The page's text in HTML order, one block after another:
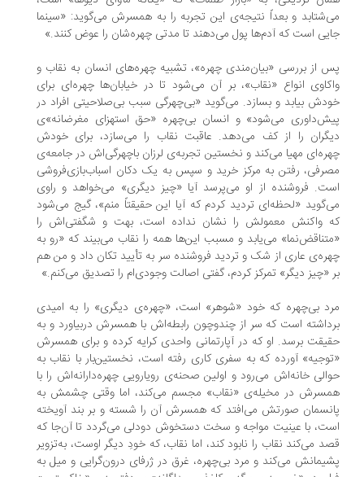
و بعداً نتیجه‌ی این تجربه را به همسرش می‌گوید: «سینما
است که آدم‌ها پول می‌دهند تا مدتی چهره‌شان را عوض کنند.»
از بررسی «بیان‌مندی چهره»، تشبیه چهره‌های انسان به نقاب و
انواع «نقاب»، بر آن می‌شود تا در خیابان‌ها چهره‌ای برای
بیابد و بسازد. می‌گوید «بی‌چهرگی سبب بی‌صلاحیتی افراد در
می‌شود» و انسان بی‌چهره «حق استهزای مغرضانه»ی
را از کف می‌دهد. عاقبت نقاب را می‌سازد، برای خودش
مهیا می‌کند و نخستین تجربه‌ی لرزان باچهرگی‌اش در جامعه‌ی
رفتن به مرکز خرید و سپس به یک دکان اسباب‌بازی‌فروشی
فروشنده از او می‌پرسد آیا «چیز دیگری» می‌خواهد و راوی
«لحظه‌ای تردید کردم که آیا این حقیقتاً منم»، گیج می‌شود
واکنش معمولش را نشان نداده است، بهت و شگفتی‌اش را
می‌یابد و مسبب این‌ها همه را نقاب می‌بیند که «رو به
عاری از شک و تردید فروشنده سر به تأیید تکان داد و من هم
«چیز دیگر» تمرکز کردم، گفتی اصالت وجودی‌ام را تصدیق می‌کنم.»
بی‌چهره که خود «شوهر» است، «چهره‌ی دیگری» را به امیدی
است که سر از چندوچون رابطه‌اش با همسرش دربیاورد و به
برسد. او که در آپارتمانی واحدی کرایه کرده و برای همسرش
آورده که به سفری کاری رفته است، نخستین‌بار با نقاب به
خانه‌اش می‌رود و اولین صحنه‌ی رویارویی چهره‌دارانه‌اش را با
در مخیله‌ی «نقاب» مجسم می‌کند، اما وقتی چشمش به
صورتش می‌افتد که همسرش آن را شسته و بر بند آویخته
با عینیت مواجه و سخت دستخوش دودلی می‌گردد تا آن‌جا که
می‌کند نقاب را نابود کند، اما نقاب، که خودِ دیگر اوست، به‌تزویر
می‌کند و مرد بی‌چهره، غرق در ژرفای درون‌گرایی و میل به